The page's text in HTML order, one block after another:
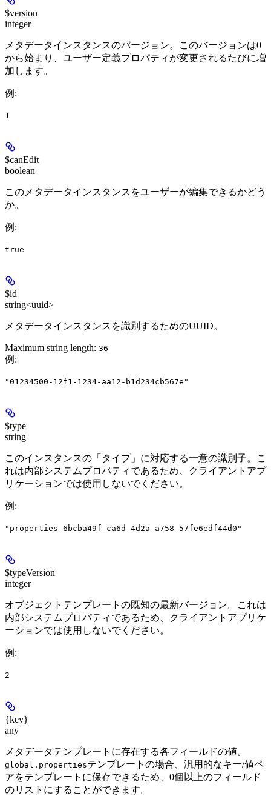
$version
integer
メタデータインスタンスのバージョン。このバージョンは0
から始まり、ユーザー定義プロパティが変更されるたびに増
加します。
例 :
1
$canEdit
boolean
このメタデータインスタンスをユーザーが編集できるかどう
か。
例 :
true
$id
string<uuid>
メタデータインスタンスを識別するためのUUID。
Maximum string length: 36
例 :
"01234500-12f1-1234-aa12-b1d234cb567e"
$type
string
このインスタンスの「タイプ」に対応する一意の識別子。こ
れは内部システムプロパティであるため、クライアントアプ
リケーションでは使用しないでください。
例 :
"properties-6bcba49f-ca6d-4d2a-a758-57fe6edf44d0"
$typeVersion
integer
オブジェクトテンプレートの既知の最新バージョン。これは
内部システムプロパティであるため、クライアントアプリケ
ーションでは使用しないでください。
例 :
2
{key}
any
メタデータテンプレートに存在する各フィールドの値。
global.propertiesテンプレートの場合、汎用的なキー/値ペ
アをテンプレートに保存できるため、0個以上のフィールド
のリストにすることができます。